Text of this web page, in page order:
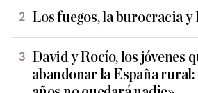
Los fuegos, la burocracia y
David y Rocío, los jóvenes
abandonar la España rural: